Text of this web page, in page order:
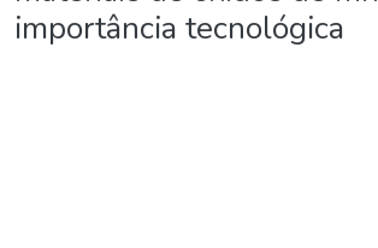
importância tecnológica